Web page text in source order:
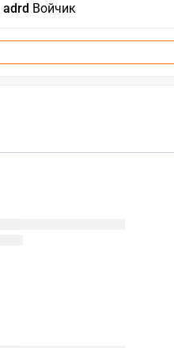
adrd Войчик